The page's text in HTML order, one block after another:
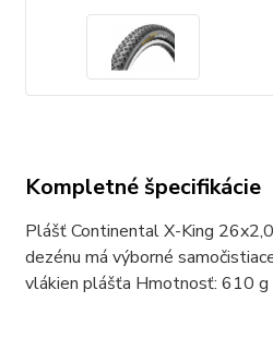
Kompletné špecifikácie
Plášť Continental X-King
dezénu má výborné
vlákien plášťa Hmotnosť: 610 g